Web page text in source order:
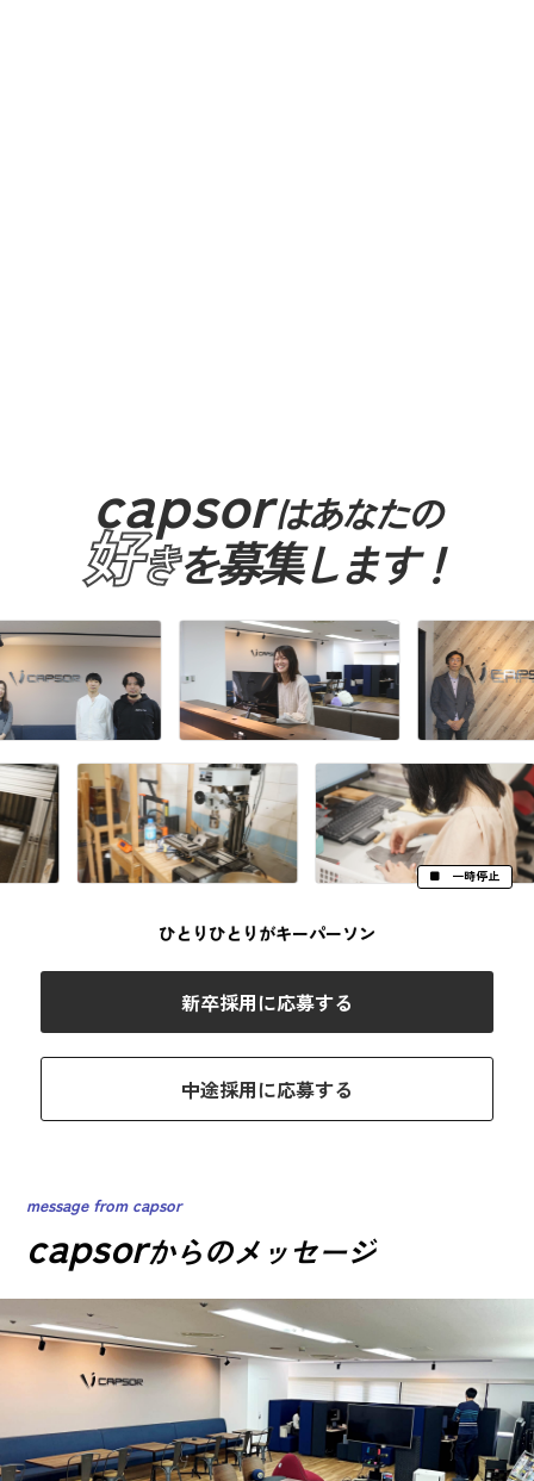
capsorはあなたの
好きを募集します！
ひとりひとりがキーパーソン
新卒採用に応募する
中途採用に応募する
一時停止
message from capsor
capsorからのメッセージ